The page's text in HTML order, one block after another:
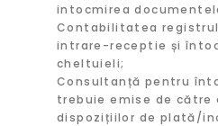
intocmirea
Contabilitatea
intrare-receptie și
cheltuieli;
Consultanță pentru
trebuie emise de
dispozițiilor de plată/